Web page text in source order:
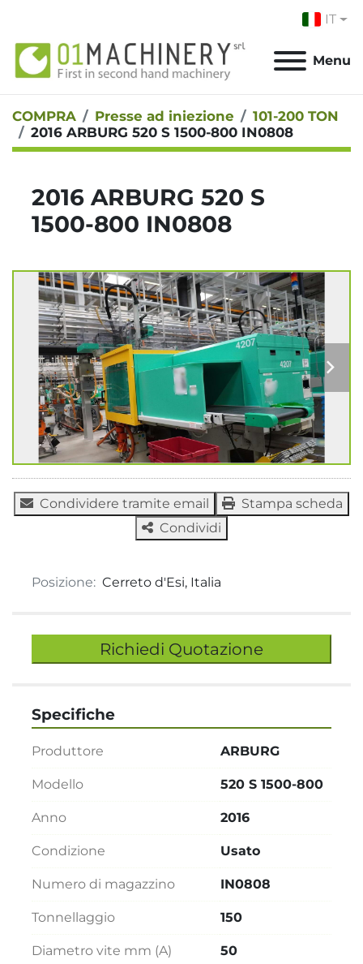
IT
Menu
COMPRA Presse ad iniezione
101-200 TON
2016 ARBURG 520 S 1500-800 IN0808
2016 ARBURG 520 S
1500-800 IN0808
Condividere tramite email
Stampa scheda
Condividi
Posizione: Cerreto d'Esi, Italia
Richiedi Quotazione
Specifiche
Produttore ARBURG
Modello 520 S 1500-800
Anno 2016
Condizione Usato
Numero di magazzino IN0808
Tonnellaggio 150
Diametro vite mm (A) 50